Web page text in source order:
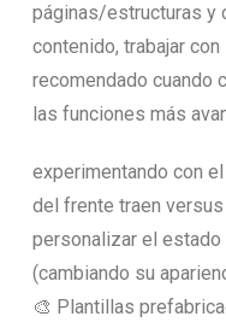
páginas/estructuras y
contenido, trabajar
recomendado cuando
las funciones más
experimentando con
del frente traen
personalizar el
(cambiando su
🎨 Plantillas